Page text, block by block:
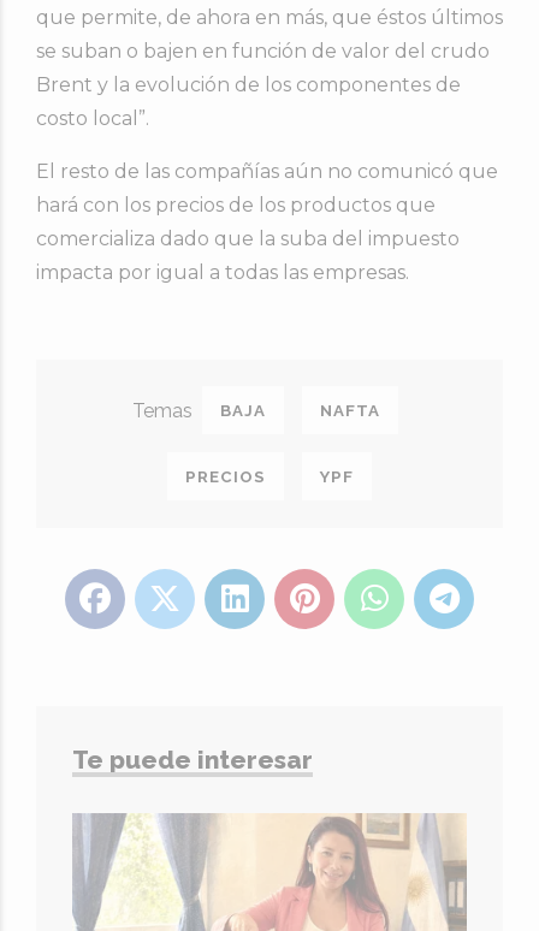
que permite, de ahora en más, que éstos últimos
se suban o bajen en función de valor del crudo
Brent y la evolución de los componentes de
costo local”.
El resto de las compañías aún no comunicó que
hará con los precios de los productos que
comercializa dado que la suba del impuesto
impacta por igual a todas las empresas.
BAJA NAFTA
PRECIOS YPF
Te puede interesar